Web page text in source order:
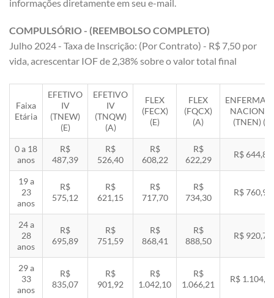
informações diretamente em seu e-mail.
COMPULSÓRIO - (REEMBOLSO COMPLETO)
Julho 2024 - Taxa de Inscrição: (Por Contrato) - R$ 7,50 por
vida, acrescentar IOF de 2,38% sobre o valor total final
Faixa
Etária
EFETIVO
IV
(TNEW)
(E)
EFETIVO
IV
(TNQW)
(A)
FLEX
(FECX)
(E)
FLEX
(FQCX)
(A)
(TNEN) (E)
0 a 18
anos
R$
487,39
R$
526,40
R$
608,22
R$
622,29
R$ 644,85
19 a
23
anos
R$
575,12
R$
621,15
R$
717,70
R$
734,30
R$ 760,92
24 a
28
anos
R$
695,89
R$
751,59
R$
868,41
R$
888,50
R$ 920,71
29 a
33
anos
R$
835,07
R$
901,92
R$
1.042,10
R$
1.066,21
R$